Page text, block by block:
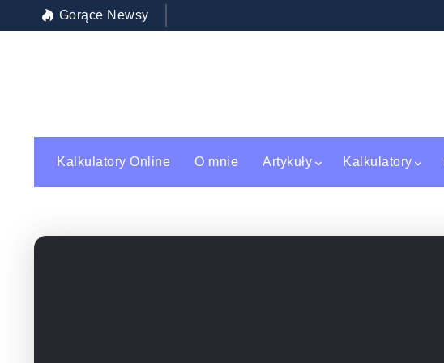
Gorące Newsy
Kalkulatory Online O mnie Artykuły Kalkulatory